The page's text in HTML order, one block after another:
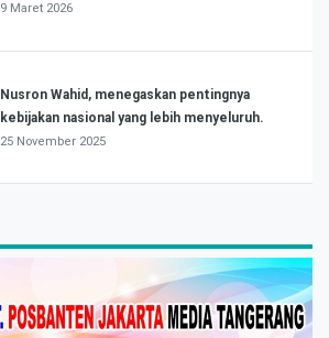
9 Maret 2026
Nusron Wahid, menegaskan pentingnya
kebijakan nasional yang lebih menyeluruh.
25 November 2025